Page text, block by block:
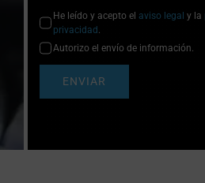
He leído y acepto el aviso legal y la
privacidad .
Autorizo el envío de información.
ENVIAR